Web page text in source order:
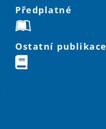
Předplatné
Ostatní publikace